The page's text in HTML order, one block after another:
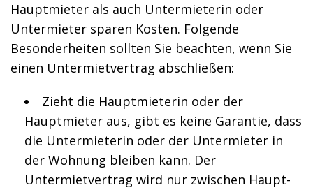
Hauptmieter als auch Untermieterin oder
Untermieter sparen Kosten. Folgende
Besonderheiten sollten Sie beachten, wenn Sie
einen Untermietvertrag abschließen:
Zieht die Hauptmieterin oder der
Hauptmieter aus, gibt es keine Garantie, dass
die Untermieterin oder der Untermieter in
der Wohnung bleiben kann. Der
Untermietvertrag wird nur zwischen Haupt-